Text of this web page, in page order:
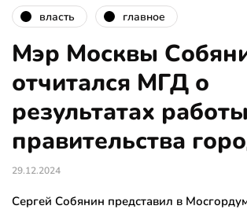
власть главное
Мэр Москвы
отчитался МГД о
результатах работы
правительства
29.12.2024
Сергей Собянин представил в